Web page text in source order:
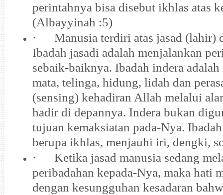
perintahnya bisa disebut ikhlas atas
(Albayyinah :5)
·
Manusia terdiri atas jasad (lahir)
Ibadah jasadi adalah menjalankan
sebaik-baiknya. Ibadah indera
mata, telinga, hidung, lidah dan
(sensing) kehadiran Allah melalui
hadir di depannya. Indera bukan
tujuan kemaksiatan pada-Nya.
berupa ikhlas, menjauhi iri, dengki,
·
Ketika jasad manusia sedang
peribadahan kepada-Nya, maka hati
dengan kesungguhan kesadaran